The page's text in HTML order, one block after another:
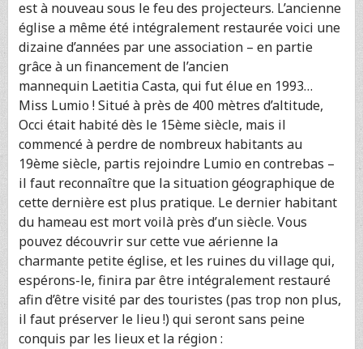
est à nouveau sous le feu des projecteurs. L’ancienne
église a même été intégralement restaurée voici une
dizaine d’années par une association – en partie
grâce à un financement de l’ancien
mannequin Laetitia Casta, qui fut élue en 1993…
Miss Lumio ! Situé à près de 400 mètres d’altitude,
Occi était habité dès le 15ème siècle, mais il
commencé à perdre de nombreux habitants au
19ème siècle, partis rejoindre Lumio en contrebas –
il faut reconnaître que la situation géographique de
cette dernière est plus pratique. Le dernier habitant
du hameau est mort voilà près d’un siècle. Vous
pouvez découvrir sur cette vue aérienne la
charmante petite église, et les ruines du village qui,
espérons-le, finira par être intégralement restauré
afin d’être visité par des touristes (pas trop non plus,
il faut préserver le lieu !) qui seront sans peine
conquis par les lieux et la région :